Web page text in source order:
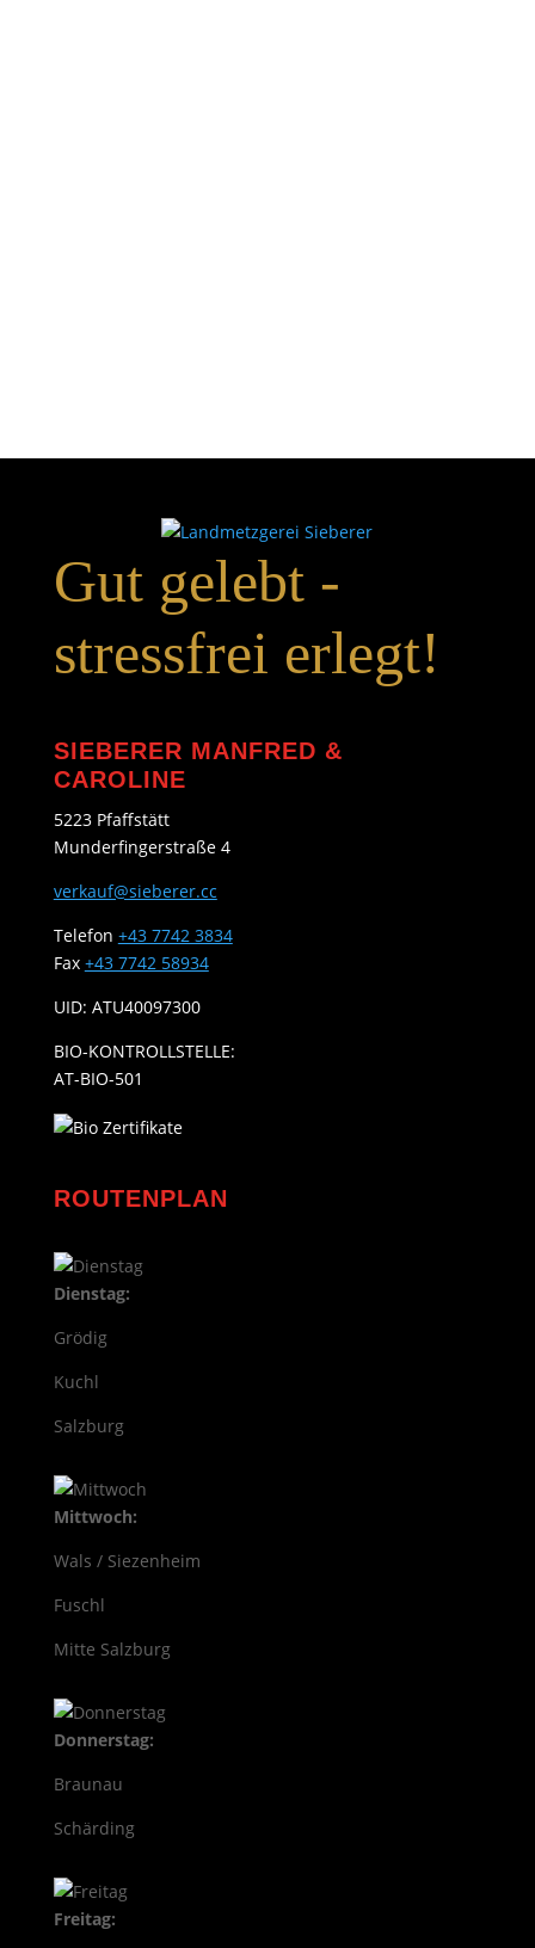
Gut gelebt -
stressfrei erlegt!
SIEBERER MANFRED &
CAROLINE
5223 Pfaffstätt
Munderfingerstraße 4
verkauf@sieberer.cc
Telefon +43 7742 3834
Fax +43 7742 58934
UID: ATU40097300
BIO-KONTROLLSTELLE:
AT-BIO-501
ROUTENPLAN
Dienstag:
Grödig
Kuchl
Salzburg
Mittwoch:
Wals / Siezenheim
Fuschl
Mitte Salzburg
Donnerstag:
Braunau
Schärding
Freitag: